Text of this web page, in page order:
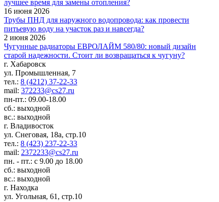
лучшее время для замены отопления?
16 июня 2026
Трубы ПНД для наружного водопровода: как провести
питьевую воду на участок раз и навсегда?
2 июня 2026
Чугунные радиаторы ЕВРОЛАЙМ 580/80: новый дизайн
старой надежности. Стоит ли возвращаться к чугуну?
г. Хабаровск
ул. Промышленная, 7
тел.: 8 (4212) 37-22-33
mail: 372233@cs27.ru
пн-пт.: 09.00-18.00
сб.: выходной
вс.: выходной
г. Владивосток
ул. Снеговая, 18а, стр.10
тел.: 8 (423) 237-22-33
mail: 2372233@cs27.ru
пн. - пт.: с 9.00 до 18.00
сб.: выходной
вс.: выходной
г. Находка
ул. Угольная, 61, стр.10